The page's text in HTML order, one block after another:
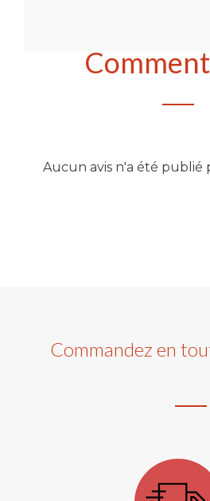
Aucun avis n'a été publié
Commandez en